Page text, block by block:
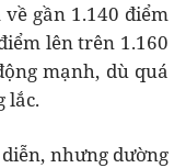
gần 1.140 điểm
lên trên 1.160
mạnh, dù quá
lắc.
nhưng dường